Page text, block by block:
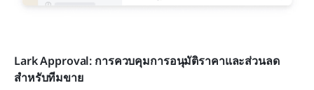
Lark Approval: การควบคุมการอนุมัติราคาและส่วนลด
สำหรับทีมขาย